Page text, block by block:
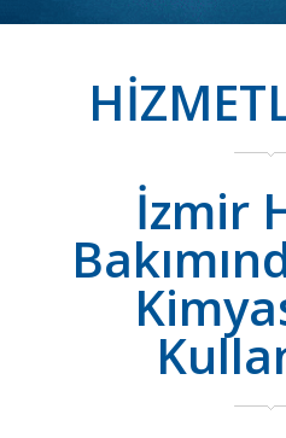
İzmir